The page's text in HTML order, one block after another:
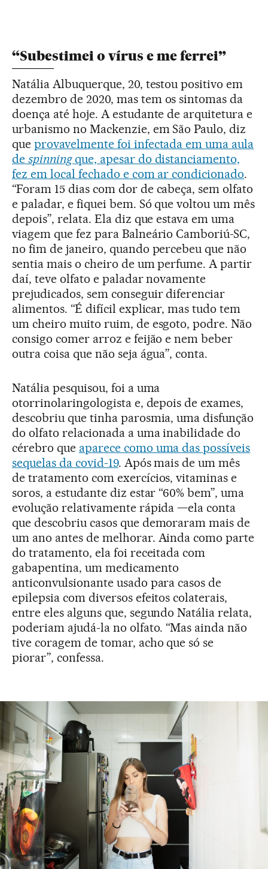
“Subestimei o vírus e me ferrei”
Natália Albuquerque, 20, testou positivo em
dezembro de 2020, mas tem os sintomas da
doença até hoje. A estudante de arquitetura e
urbanismo no Mackenzie, em São Paulo, diz
que provavelmente foi infectada em uma aula
de spinningque, apesar do distanciamento,
fez em local fechado e com ar condicionado.
“Foram 15 dias com dor de cabeça, sem olfato
e paladar, e fiquei bem. Só que voltou um mês
depois”, relata. Ela diz que estava em uma
viagem que fez para Balneário Camboriú-SC,
no fim de janeiro, quando percebeu que não
sentia mais o cheiro de um perfume. A partir
daí, teve olfato e paladar novamente
prejudicados, sem conseguir diferenciar
alimentos. “É difícil explicar, mas tudo tem
um cheiro muito ruim, de esgoto, podre. Não
consigo comer arroz e feijão e nem beber
outra coisa que não seja água”, conta.
Natália pesquisou, foi a uma
otorrinolaringologista e, depois de exames,
descobriu que tinha parosmia, uma disfunção
do olfato relacionada a uma inabilidade do
cérebro que aparece como uma das possíveis
sequelas da covid-19. Após mais de um mês
de tratamento com exercícios, vitaminas e
soros, a estudante diz estar “60% bem”, uma
evolução relativamente rápida —ela conta
que descobriu casos que demoraram mais de
um ano antes de melhorar. Ainda como parte
do tratamento, ela foi receitada com
gabapentina, um medicamento
anticonvulsionante usado para casos de
epilepsia com diversos efeitos colaterais,
entre eles alguns que, segundo Natália relata,
poderiam ajudá-la no olfato. “Mas ainda não
tive coragem de tomar, acho que só se
piorar”, confessa.